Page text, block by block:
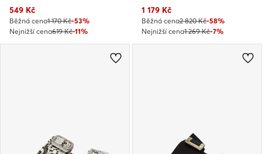
Aktuální cena
549 Kč
Běžná cena1 170 Kč-53%
Nejnižší cena619 Kč-11%
Aktuální cena
1 179 Kč
Běžná cena2 820 Kč-58%
Nejnižší cena1 269 Kč-7%